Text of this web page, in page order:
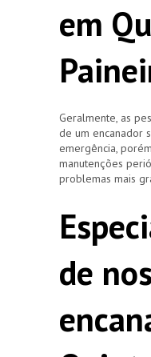
em
Geralmente, as
de um encanador
emergência,
manutenções
problemas mais
de